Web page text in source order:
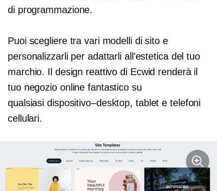
di programmazione.
Puoi scegliere tra vari modelli di sito e
personalizzarli per adattarli all'estetica del tuo
marchio. Il design reattivo di Ecwid renderà il
tuo negozio online fantastico su
qualsiasidispositivo–desktop, tablet e telefoni
cellulari.